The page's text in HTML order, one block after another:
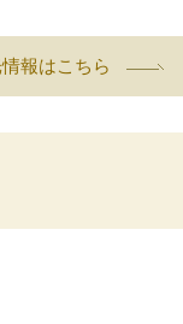
報はこちら